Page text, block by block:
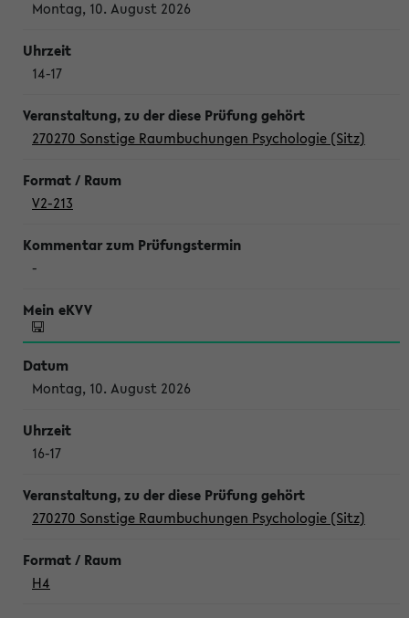
Montag, 10. August 2026
14-17
270270 Sonstige Raumbuchungen Psychologie (Sitz)
V2-213
-
Montag, 10. August 2026
16-17
270270 Sonstige Raumbuchungen Psychologie (Sitz)
H4